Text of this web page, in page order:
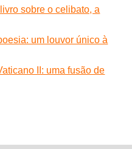
sobre o celibato, a
um louvor único à
II: uma fusão de